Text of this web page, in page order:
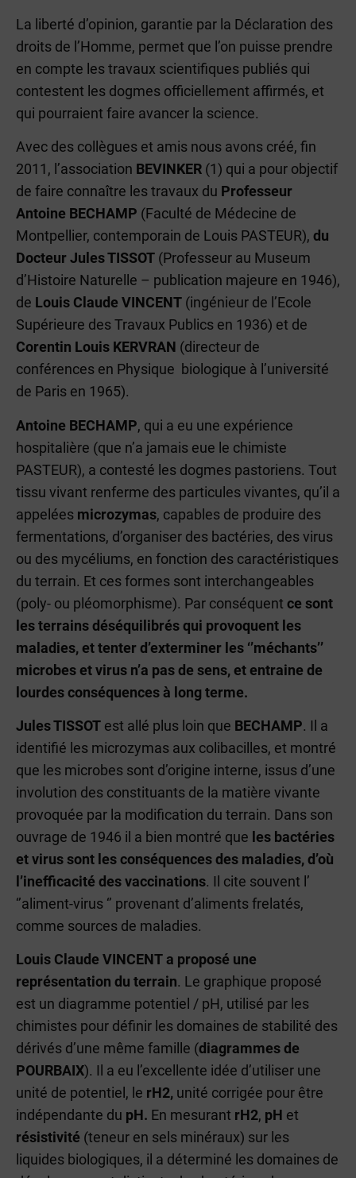
La liberté d’opinion, garantie par la Déclaration des
droits de l’Homme, permet que l’on puisse prendre
en compte les travaux scientifiques publiés qui
contestent les dogmes officiellement affirmés, et
qui pourraient faire avancer la science.
Avec des collègues et amis nous avons créé, fin
2011, l’association BEVINKER (1) qui a pour objectif
de faire connaître les travaux du Professeur
Antoine BECHAMP (Faculté de Médecine de
Montpellier, contemporain de Louis PASTEUR), du
Docteur Jules TISSOT (Professeur au Museum
d’Histoire Naturelle – publication majeure en 1946),
de Louis Claude VINCENT (ingénieur de l’Ecole
Supérieure des Travaux Publics en 1936) et de
Corentin Louis KERVRAN (directeur de
conférences en Physique biologique à l’université
de Paris en 1965).
Antoine BECHAMP, qui a eu une expérience
hospitalière (que n’a jamais eue le chimiste
PASTEUR), a contesté les dogmes pastoriens. Tout
tissu vivant renferme des particules vivantes, qu’il a
appelées microzymas, capables de produire des
fermentations, d’organiser des bactéries, des virus
ou des mycéliums, en fonction des caractéristiques
du terrain. Et ces formes sont interchangeables
(poly- ou pléomorphisme). Par conséquent ce sont
les terrains déséquilibrés qui provoquent les
maladies, et tenter d’exterminer les ‘’méchants’’
microbes et virus n’a pas de sens, et entraine de
lourdes conséquences à long terme.
Jules TISSOT est allé plus loin que BECHAMP. Il a
identifié les microzymas aux colibacilles, et montré
que les microbes sont d’origine interne, issus d’une
involution des constituants de la matière vivante
provoquée par la modification du terrain. Dans son
ouvrage de 1946 il a bien montré que les bactéries
et virus sont les conséquences des maladies, d’où
l’inefficacité des vaccinations. Il cite souvent l’
‘’aliment-virus ‘’ provenant d’aliments frelatés,
comme sources de maladies.
Louis Claude VINCENTa proposé une
représentation du terrain. Le graphique proposé
est un diagramme potentiel / pH, utilisé par les
chimistes pour définir les domaines de stabilité des
dérivés d’une même famille (diagrammes de
POURBAIX). Il a eu l’excellente idée d’utiliser une
unité de potentiel, le rH2, unité corrigée pour être
indépendante du pH. En mesurant rH2, pH et
résistivité (teneur en sels minéraux) sur les
liquides biologiques, il a déterminé les domaines de